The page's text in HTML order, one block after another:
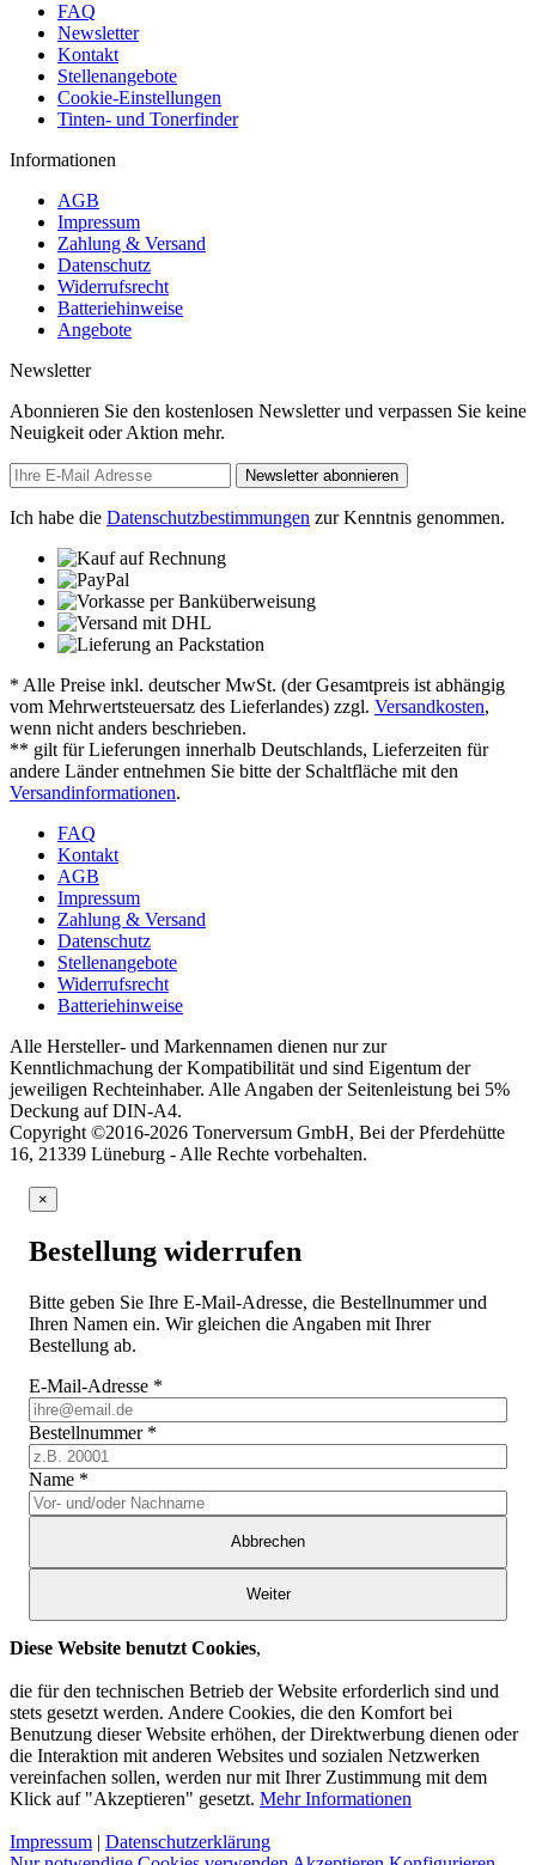
FAQ
Newsletter
Kontakt
Stellenangebote
Cookie-Einstellungen
Tinten- und Tonerfinder
Informationen
AGB
Impressum
Zahlung & Versand
Datenschutz
Widerrufsrecht
Batteriehinweise
Angebote
Newsletter
Abonnieren Sie den kostenlosen Newsletter und verpassen Sie keine
Neuigkeit oder Aktion mehr.
Newsletter abonnieren
Ich habe die Datenschutzbestimmungen zur Kenntnis genommen.
* Alle Preise inkl. deutscher MwSt. (der Gesamtpreis ist abhängig
vom Mehrwertsteuersatz des Lieferlandes) zzgl. Versandkosten,
wenn nicht anders beschrieben.
** gilt für Lieferungen innerhalb Deutschlands, Lieferzeiten für
andere Länder entnehmen Sie bitte der Schaltfläche mit den
Versandinformationen.
FAQ
Kontakt
AGB
Impressum
Zahlung & Versand
Datenschutz
Stellenangebote
Widerrufsrecht
Batteriehinweise
Alle Hersteller- und Markennamen dienen nur zur
Kenntlichmachung der Kompatibilität und sind Eigentum der
jeweiligen Rechteinhaber. Alle Angaben der Seitenleistung bei 5%
Deckung auf DIN-A4.
Copyright ©2016-2026 Tonerversum GmbH, Bei der Pferdehütte
16, 21339 Lüneburg - Alle Rechte vorbehalten.
×
Bestellung widerrufen
Bitte geben Sie Ihre E-Mail-Adresse, die Bestellnummer und
Ihren Namen ein. Wir gleichen die Angaben mit Ihrer
Bestellung ab.
E-Mail-Adresse *
Bestellnummer *
Name *
Abbrechen
Weiter
Diese Website benutzt Cookies,
die für den technischen Betrieb der Website erforderlich sind und
stets gesetzt werden. Andere Cookies, die den Komfort bei
Benutzung dieser Website erhöhen, der Direktwerbung dienen oder
die Interaktion mit anderen Websites und sozialen Netzwerken
vereinfachen sollen, werden nur mit Ihrer Zustimmung mit dem
Klick auf "Akzeptieren" gesetzt. Mehr Informationen
Impressum | Datenschutzerklärung